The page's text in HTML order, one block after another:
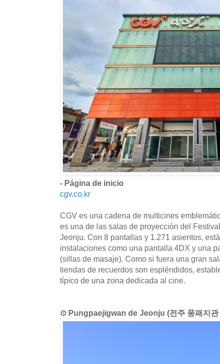
- Página de inicio
cgv.co.kr
CGV es una cadena de multicines
es una de las salas de proyección del
Jeonju. Con 8 pantallas y 1.271 asientos,
instalaciones como una pantalla 4DX y una
(sillas de masaje). Como si fuera una gran
tiendas de recuerdos son espléndidos,
típico de una zona dedicada al cine.
⊙ Pungpaejigwan de Jeonju (전주 풍패지관